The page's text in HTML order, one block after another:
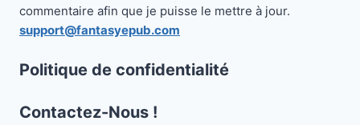
commentaire afin que je puisse le mettre à jour.
support@fantasyepub.com
Politique de confidentialité
Contactez-Nous !